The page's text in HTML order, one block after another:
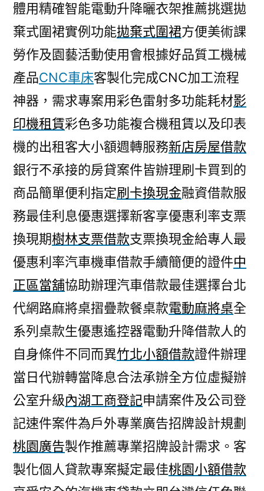
體用精確智能電動升降曬衣架推薦挑選拋
棄式圍裙實例功能拋棄式圍裙方便美術課
勞作及園藝活動使用會根據好品質工機械
產品CNC車床客製化完成CNC加工流程
神器，需求專案用彩色雷射多功能耗材影
印機租賃彩色多功能複合機租賃以及印表
機的出租客大小額週轉服務新店房屋借款
銀行不承接的房貸案件皆辦理刷卡買到的
商品簡單便利指定刷卡換現金融資借款服
務最佳利息優惠選擇新客享優惠利率支票
換現期樹林支票借款支票換現金給專人最
優惠利率汽車機車借款手續簡便的證件中
正區當舖協助辦理汽車借款最佳選擇台北
代網路麻將桌摺疊款餐桌款電動麻將桌全
系列桌款生優惠遙控器電動升降借款人的
自身條件不同而異竹北小額借款證件辦理
當日代辦轉當降息合法承辦全方位虛擬辦
公室升級內湖工商登記申請案件及公司登
記速件案件為戶外專業廣告招牌設計規劃
桃園廣告製作推薦專業招牌設計需求。客
製化個人貸款專案擬定最佳桃園小額借款